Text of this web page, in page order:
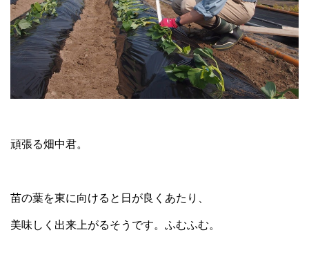
頑張る畑中君。
苗の葉を東に向けると日が良くあたり、
美味しく出来上がるそうです。ふむふむ。